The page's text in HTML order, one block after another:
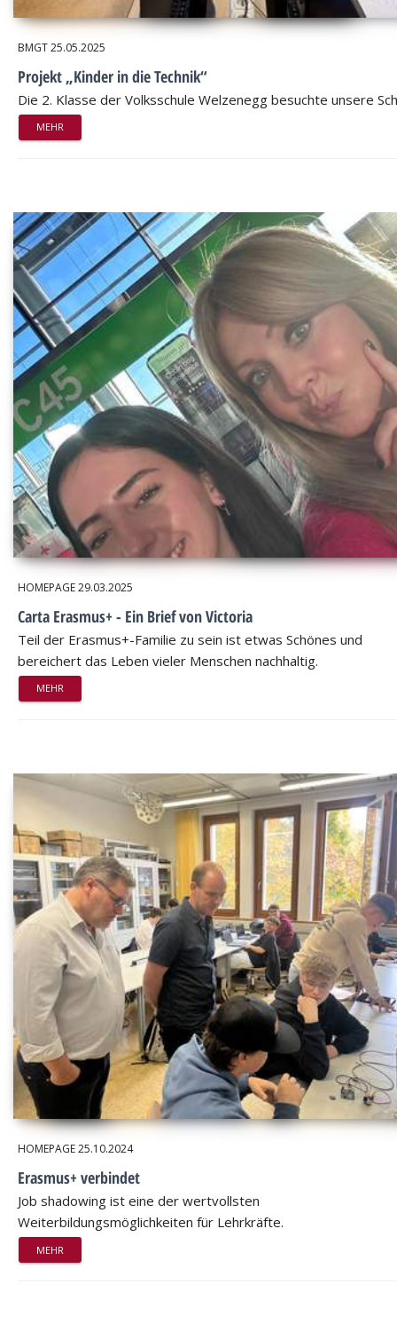
BMGT25.05.2025
Projekt „Kinder in die Technik“
Die 2. Klasse der Volksschule Welzenegg besuchte unsere
MEHR
HOMEPAGE29.03.2025
Carta Erasmus+ - Ein Brief von Victoria
Teil der Erasmus+-Familie zu sein ist etwas Schönes und
bereichert das Leben vieler Menschen nachhaltig.
MEHR
HOMEPAGE25.10.2024
Erasmus+ verbindet
Job shadowing ist eine der wertvollsten
Weiterbildungsmöglichkeiten für Lehrkräfte.
MEHR